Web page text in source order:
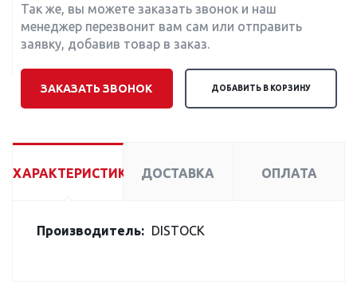
Так же, вы можете заказать звонок и наш
менеджер перезвонит вам сам или отправить
заявку, добавив товар в заказ.
ЗАКАЗАТЬ ЗВОНОК ДОБАВИТЬ В КОРЗИНУ
ХАРАКТЕРИСТИКИ ДОСТАВКА ОПЛАТА
Производитель: DISTOCK